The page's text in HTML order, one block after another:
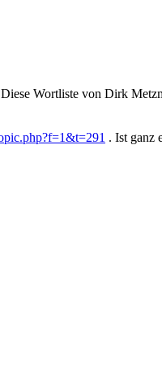
Wortliste von Dirk
. Ist ganz